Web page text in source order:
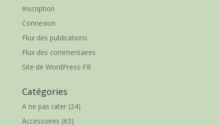
Inscription
Connexion
Flux des publications
Flux des commentaires
Site de WordPress-FR
Catégories
A ne pas rater(24)
Accessoires (63)